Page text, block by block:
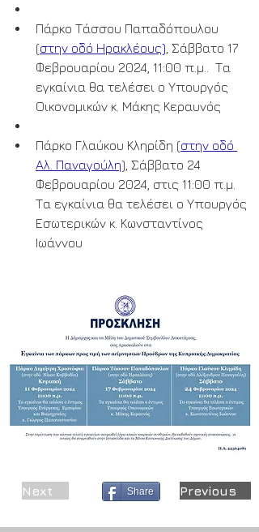
Πάρκο Τάσσου Παπαδόπουλου
(στην οδό Ηρακλέους) , Σάββατο 17
Φεβρουαρίου 2024, 11:00 π.μ..  Τα
εγκαίνια θα τελέσει ο Υπουργός
Οικονομικών κ. Μάκης Κεραυνός
Πάρκο Γλαύκου Κληρίδη (στην οδό
Αλ. Παναγούλη), Σάββατο 24
Φεβρουαρίου 2024, στις 11:00 π.μ.
Τα εγκαίνια θα τελέσει ο Υπουργός
Εσωτερικών κ. Κωνσταντίνος
Ιωάννου
Next Share Previous